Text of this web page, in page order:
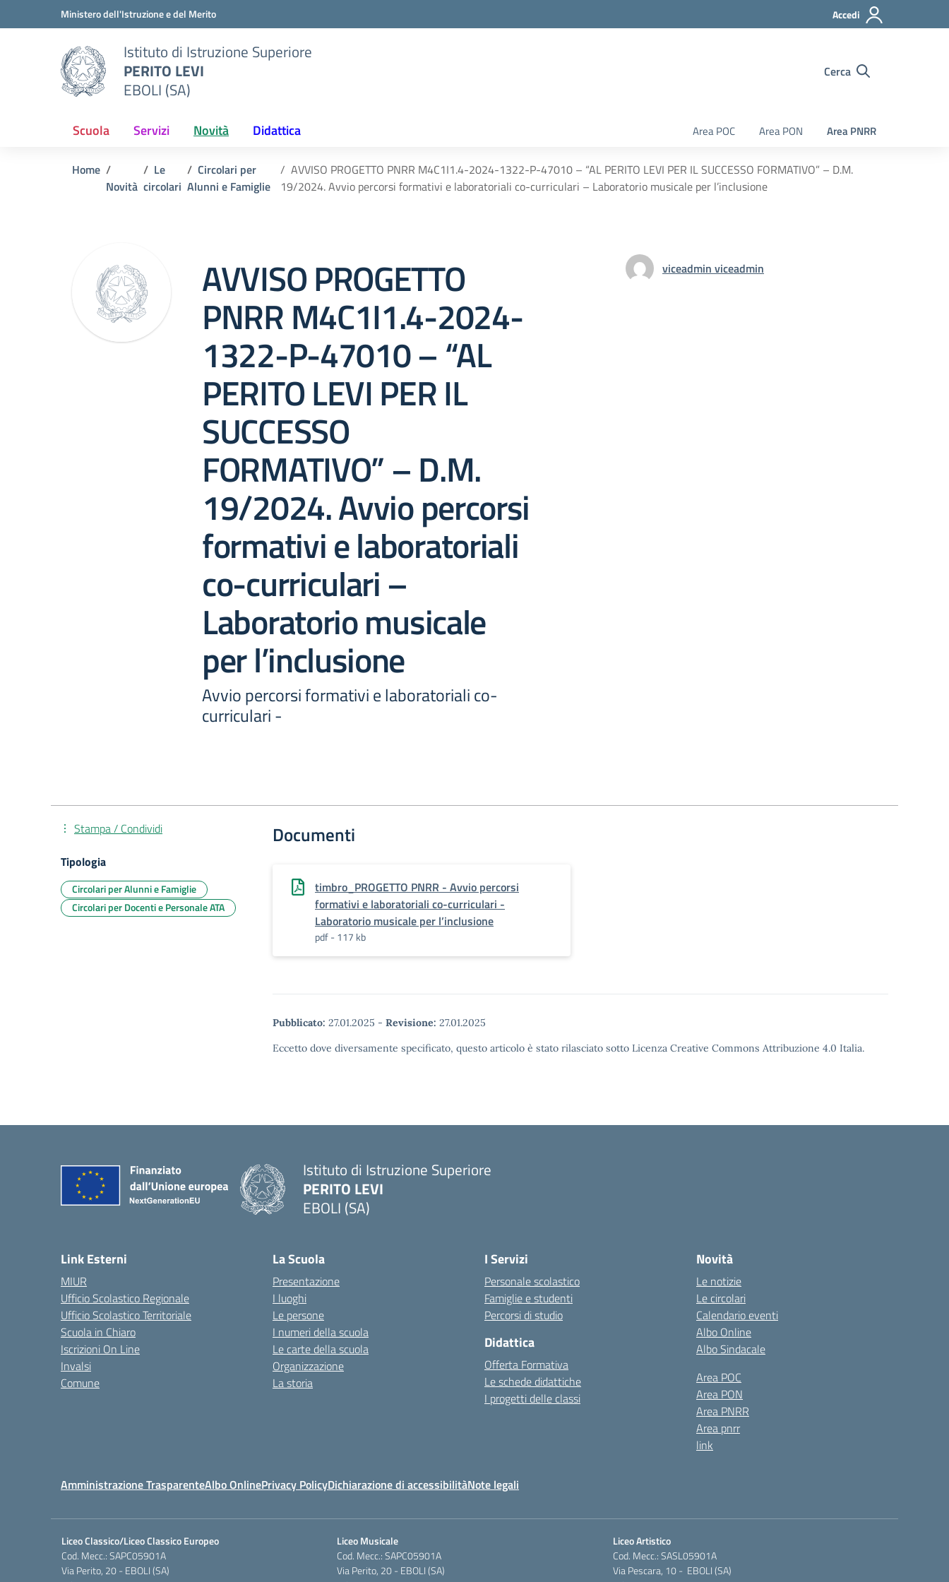
Vai ai contenuti
Vai al menu di navigazioneMinistero dell'Istruzione e del Merito Accedi
Istituto di Istruzione Superiore
PERITO LEVI
EBOLI (SA)
Cerca
Scuola Servizi Novità Didattica Area POC Area PON Area PNRR
Home
Novità
Le
circolari
Circolari per
Alunni e Famiglie
AVVISO PROGETTO PNRR M4C1I1.4-2024-1322-P-47010 – “AL PERITO LEVI PER IL SUCCESSO FORMATIVO” – D.M.
19/2024. Avvio percorsi formativi e laboratoriali co-curriculari – Laboratorio musicale per l’inclusione
AVVISO PROGETTO
PNRR M4C1I1.4-2024-
1322-P-47010 – “AL
PERITO LEVI PER IL
SUCCESSO
FORMATIVO” – D.M.
19/2024. Avvio percorsi
formativi e laboratoriali
co-curriculari –
Laboratorio musicale
per l’inclusione
Avvio percorsi formativi e laboratoriali co-
curriculari -
viceadmin viceadmin
Documenti
timbro_PROGETTO PNRR - Avvio percorsi
formativi e laboratoriali co-curriculari -
Laboratorio musicale per l’inclusione
pdf - 117 kb
Pubblicato: 27.01.2025 - Revisione: 27.01.2025
Eccetto dove diversamente specificato, questo articolo è stato rilasciato sotto Licenza Creative Commons Attribuzione 4.0 Italia.
Stampa / Condividi
Tipologia
Circolari per Alunni e Famiglie
Circolari per Docenti e Personale ATA
Istituto di Istruzione Superiore
PERITO LEVI
EBOLI (SA)
Link Esterni
MIUR
Ufficio Scolastico Regionale
Ufficio Scolastico Territoriale
Scuola in Chiaro
Iscrizioni On Line
Invalsi
Comune
La Scuola
Presentazione
I luoghi
Le persone
I numeri della scuola
Le carte della scuola
Organizzazione
La storia
I Servizi
Personale scolastico
Famiglie e studenti
Percorsi di studio
Didattica
Offerta Formativa
Le schede didattiche
I progetti delle classi
Novità
Le notizie
Le circolari
Calendario eventi
Albo Online
Albo Sindacale
Area POC
Area PON
Area PNRR
Area pnrr
link
Amministrazione TrasparenteAlbo OnlinePrivacy PolicyDichiarazione di accessibilitàNote legali
Liceo Classico/Liceo Classico Europeo
Cod. Mecc.: SAPC05901A
Via Perito, 20 - EBOLI (SA)
Liceo Musicale
Cod. Mecc.: SAPC05901A
Via Perito, 20 - EBOLI (SA)
Liceo Artistico
Cod. Mecc.: SASL05901A
Via Pescara, 10 - EBOLI (SA)